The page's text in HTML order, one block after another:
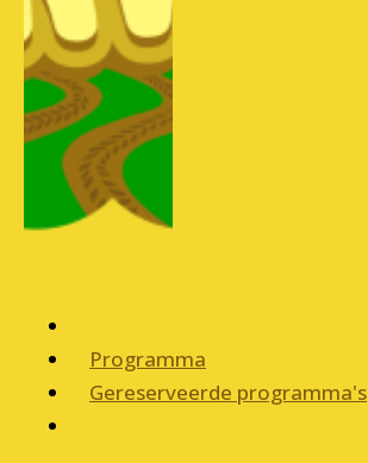
Programma
Gereserveerde programma's